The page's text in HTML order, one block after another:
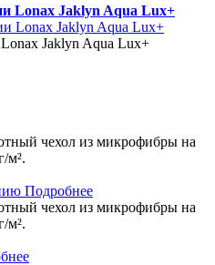
Lonax Jaklyn Aqua Lux+
Jaklyn Aqua Lux+
чехол из микрофибры на
м².
Подробнее
чехол из микрофибры на
м².